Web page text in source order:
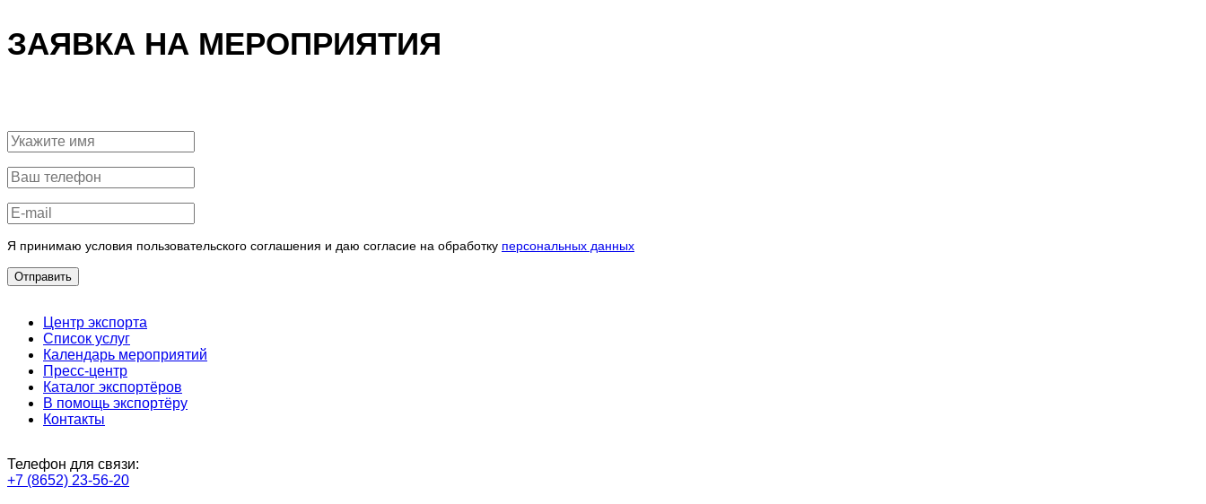
ЗАЯВКА НА МЕРОПРИЯТИЯ
Я принимаю условия пользовательского соглашения и даю согласие на обработку персональных данных
Отправить
Центр экспорта
Список услуг
Календарь мероприятий
Пресс-центр
Каталог экспортёров
В помощь экспортёру
Контакты
Телефон для связи:
+7 (8652) 23-56-20